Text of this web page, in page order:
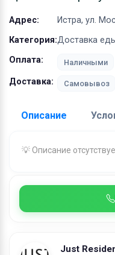
Just
Адрес: Истра, ул.
Категория:Доставка
Оплата:
Наличными
Доставка: Самовывоз
Описание
💡 Описание
Доставка:
Условия и